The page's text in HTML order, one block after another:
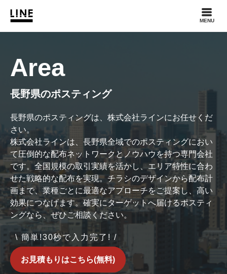
MENU
Area
長野県のポスティング
長野県のポスティングは、株式会社ラインにお任せくだ
さい。
株式会社ラインは、長野県全域でのポスティングにおい
て圧倒的な配布ネットワークとノウハウを持つ専門会社
です。全国規模の取引実績を活かし、エリア特性に合わ
せた戦略的な配布を実現。チラシのデザインから配布計
画まで、業種ごとに最適なアプローチをご提案し、高い
効果につなげます。確実にターゲットへ届けるポスティ
ングなら、ぜひご相談ください。
\ 簡単!30秒で入力完了! /
お見積もりはこちら(無料)